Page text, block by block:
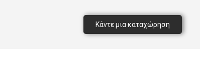
Κάντε μια καταχώρηση